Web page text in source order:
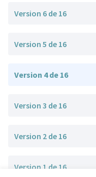
Version 6 de 16
Version 5 de 16
Version 4 de 16
Version 3 de 16
Version 2 de 16
Version 1 de 16